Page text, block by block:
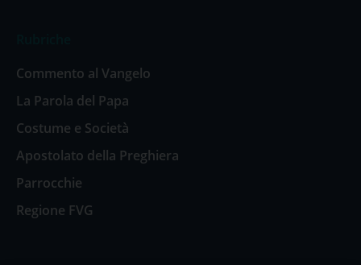
Commento al Vangelo
La Parola del Papa
Costume e Società
Apostolato della Preghiera
Parrocchie
Regione FVG